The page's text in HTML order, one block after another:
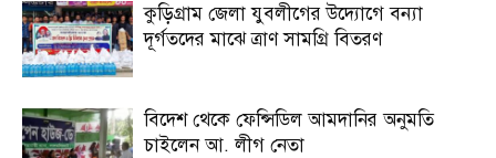
কুড়িগ্রাম জেলা যুবলীগের উদ্যোগে বন্যা
দূর্গতদের মাঝে ত্রাণ সামগ্রি বিতরণ
বিদেশ থেকে ফেন্সিডিল আমদানির অনুমতি
চাইলেন আ. লীগ নেতা